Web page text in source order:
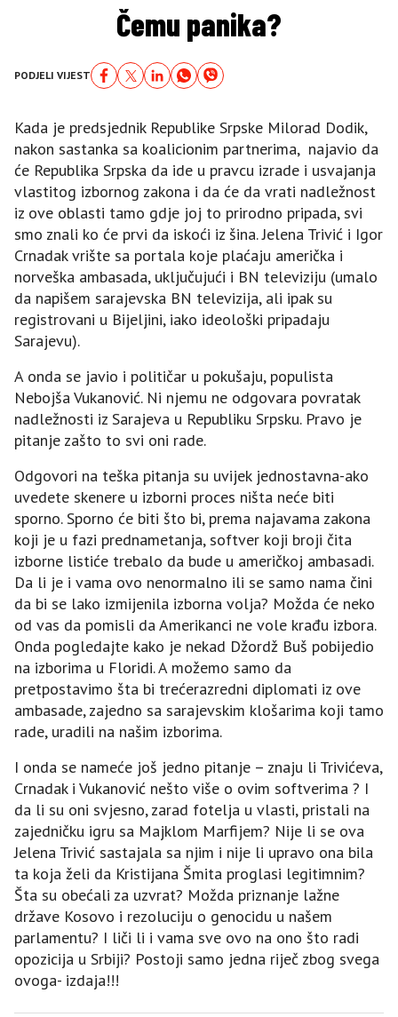
Čemu panika?
PODJELI VIJEST
Kada je predsjednik Republike Srpske Milorad Dodik,
nakon sastanka sa koalicionim partnerima, najavio da
će Republika Srpska da ide u pravcu izrade i usvajanja
vlastitog izbornog zakona i da će da vrati nadležnost
iz ove oblasti tamo gdje joj to prirodno pripada, svi
smo znali ko će prvi da iskoći iz šina. Jelena Trivić i Igor
Crnadak vrište sa portala koje plaćaju američka i
norveška ambasada, uključujući i BN televiziju (umalo
da napišem sarajevska BN televizija, ali ipak su
registrovani u Bijeljini, iako ideološki pripadaju
Sarajevu).
A onda se javio i političar u pokušaju, populista
Nebojša Vukanović. Ni njemu ne odgovara povratak
nadležnosti iz Sarajeva u Republiku Srpsku. Pravo je
pitanje zašto to svi oni rade.
Odgovori na teška pitanja su uvijek jednostavna-ako
uvedete skenere u izborni proces ništa neće biti
sporno. Sporno će biti što bi, prema najavama zakona
koji je u fazi prednametanja, softver koji broji čita
izborne listiće trebalo da bude u američkoj ambasadi.
Da li je i vama ovo nenormalno ili se samo nama čini
da bi se lako izmijenila izborna volja? Možda će neko
od vas da pomisli da Amerikanci ne vole krađu izbora.
Onda pogledajte kako je nekad Džordž Buš pobijedio
na izborima u Floridi. A možemo samo da
pretpostavimo šta bi trećerazredni diplomati iz ove
ambasade, zajedno sa sarajevskim klošarima koji tamo
rade, uradili na našim izborima.
I onda se nameće još jedno pitanje – znaju li Trivićeva,
Crnadak i Vukanović nešto više o ovim softverima ? I
da li su oni svjesno, zarad fotelja u vlasti, pristali na
zajedničku igru sa Majklom Marfijem? Nije li se ova
Jelena Trivić sastajala sa njim i nije li upravo ona bila
ta koja želi da Kristijana Šmita proglasi legitimnim?
Šta su obećali za uzvrat? Možda priznanje lažne
države Kosovo i rezoluciju o genocidu u našem
parlamentu? I liči li i vama sve ovo na ono što radi
opozicija u Srbiji? Postoji samo jedna riječ zbog svega
ovoga- izdaja!!!